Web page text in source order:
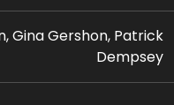
Gina Gershon, Patrick
Dempsey